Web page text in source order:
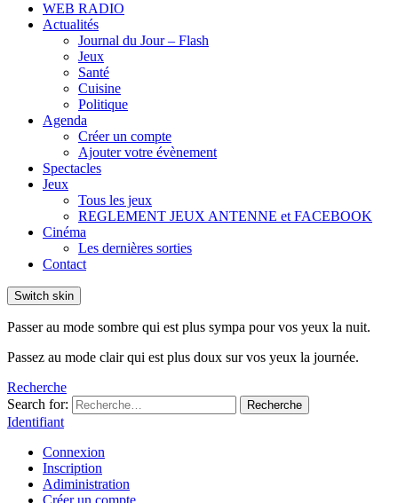
WEB RADIO
Actualités
Journal du Jour – Flash
Jeux
Santé
Cuisine
Politique
Agenda
Créer un compte
Ajouter votre évènement
Spectacles
Jeux
Tous les jeux
REGLEMENT JEUX ANTENNE et FACEBOOK
Cinéma
Les dernières sorties
Contact
Switch skin
Passer au mode sombre qui est plus sympa pour vos yeux la nuit.
Passez au mode clair qui est plus doux sur vos yeux la journée.
Recherche
Search for:
Recherche
Identifiant
Connexion
Inscription
Adiministration
Créer un compte